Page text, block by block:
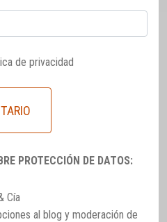
de privacidad
PROTECCIÓN DE DATOS:
Cía
al blog y moderación de